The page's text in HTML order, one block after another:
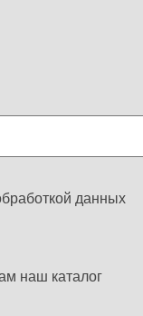
данных
наш каталог